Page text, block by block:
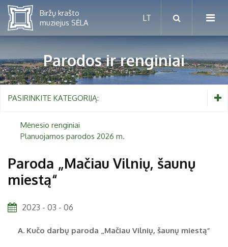
Mėnesio renginiai
Vaikams nuo 5 iki 10 metų
Etnografija
Parodos ir renginiai
PASIRINKITE KATEGORIJĄ:
Mėnesio renginiai
Planuojamos parodos 2026 m.
Paroda „Mačiau Vilnių, šaunų
miestą“
2023 - 03 - 06
A. Kučo darbų paroda „Mačiau Vilnių, šaunų miestą“